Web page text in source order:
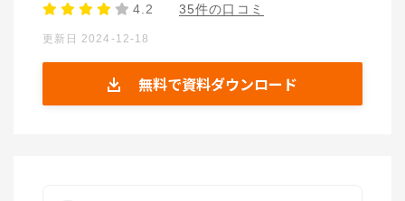
4.2 35件の口コミ
更新日 2024-12-18
無料で資料ダウンロード